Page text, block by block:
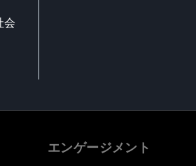
会
エンゲージメント